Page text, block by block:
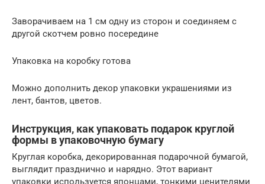
Заворачиваем на 1 см одну из сторон и соединяем с
другой скотчем ровно посередине
Упаковка на коробку готова
Можно дополнить декор упаковки украшениями из
лент, бантов, цветов.
Инструкция, как упаковать подарок круглой
формы в упаковочную бумагу
Круглая коробка, декорированная подарочной бумагой,
выглядит празднично и нарядно. Этот вариант
упаковки используется японцами, тонкими ценителями